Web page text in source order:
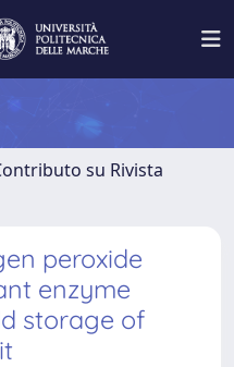
su Rivista
peroxide
enzyme
storage of